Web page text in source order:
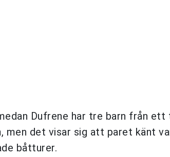
Dufrene har tre barn från ett
det visar sig att paret känt
båtturer.